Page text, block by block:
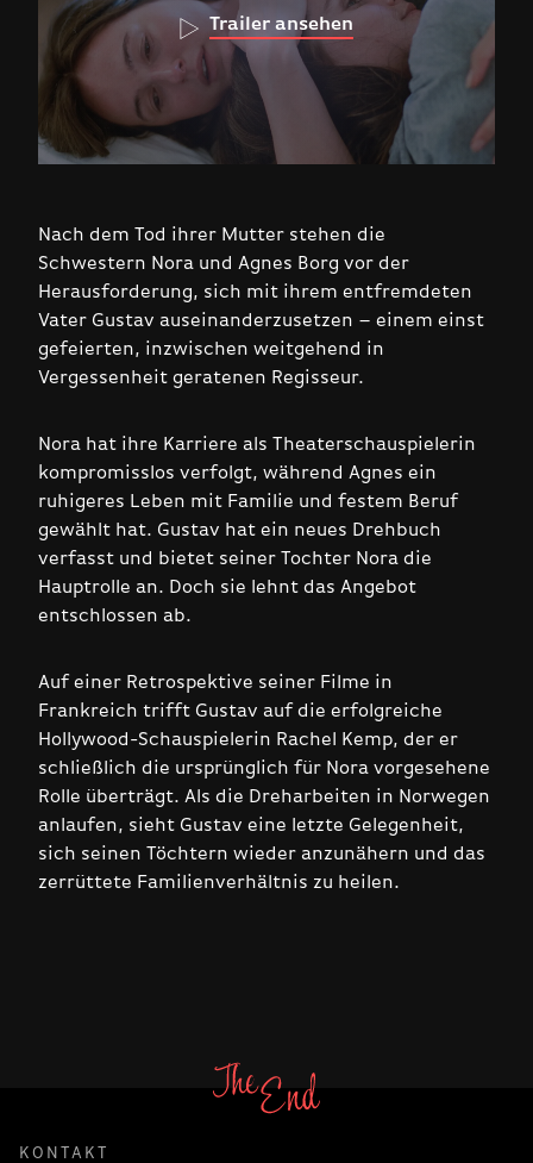
Trailer ansehen
Nach dem Tod ihrer Mutter stehen die
Schwestern Nora und Agnes Borg vor der
Herausforderung, sich mit ihrem entfremdeten
Vater Gustav auseinanderzusetzen – einem einst
gefeierten, inzwischen weitgehend in
Vergessenheit geratenen Regisseur.
Nora hat ihre Karriere als Theaterschauspielerin
kompromisslos verfolgt, während Agnes ein
ruhigeres Leben mit Familie und festem Beruf
gewählt hat. Gustav hat ein neues Drehbuch
verfasst und bietet seiner Tochter Nora die
Hauptrolle an. Doch sie lehnt das Angebot
entschlossen ab.
Auf einer Retrospektive seiner Filme in
Frankreich trifft Gustav auf die erfolgreiche
Hollywood-Schauspielerin Rachel Kemp, der er
schließlich die ursprünglich für Nora vorgesehene
Rolle überträgt. Als die Dreharbeiten in Norwegen
anlaufen, sieht Gustav eine letzte Gelegenheit,
sich seinen Töchtern wieder anzunähern und das
zerrüttete Familienverhältnis zu heilen.
KONTAKT